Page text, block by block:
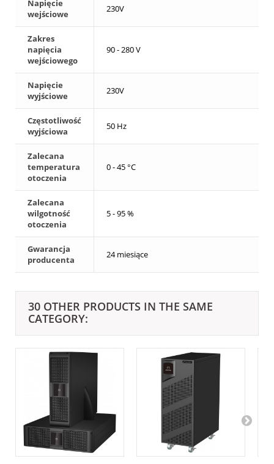
Napięcie
wejściowe
230V
Zakres
napięcia
wejściowego
90 - 280 V
Napięcie
wyjściowe
230V
Częstotliwość
wyjściowa
50 Hz
Zalecana
temperatura
otoczenia
0 - 45 °C
Zalecana
wilgotność
otoczenia
5 - 95 %
Gwarancja
producenta
24 miesiące
30 OTHER PRODUCTS IN THE SAME
CATEGORY: